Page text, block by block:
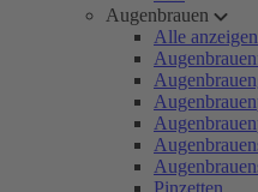
Augenbrauen
Alle anzeigen
Pinzetten